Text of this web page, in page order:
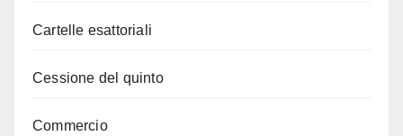
Cartelle esattoriali
Cessione del quinto
Commercio